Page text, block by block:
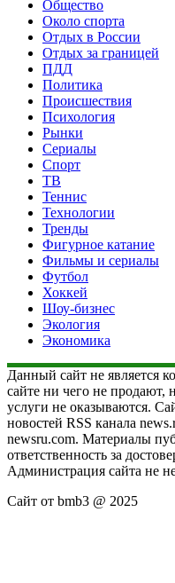
Общество
Около спорта
Отдых в России
Отдых за границей
ПДД
Политика
Происшествия
Психология
Рынки
Сериалы
Спорт
ТВ
Теннис
Технологии
Тренды
Фигурное катание
Фильмы и сериалы
Футбол
Хоккей
Шоу-бизнес
Экология
Экономика
Данный сайт не является
сайте ни чего не продают,
услуги не оказываются.
новостей RSS канала
newsru.com. Материалы
ответственность за
Администрация сайта не
Сайт от bmb3 @ 2025